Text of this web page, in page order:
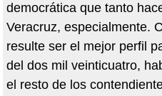
democrática que tanto
Veracruz, especialmente.
resulte ser el mejor perfil
del dos mil veinticuatro,
el resto de los